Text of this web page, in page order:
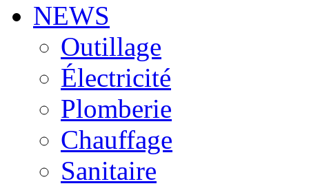
NEWS
Outillage
Électricité
Plomberie
Chauffage
Sanitaire